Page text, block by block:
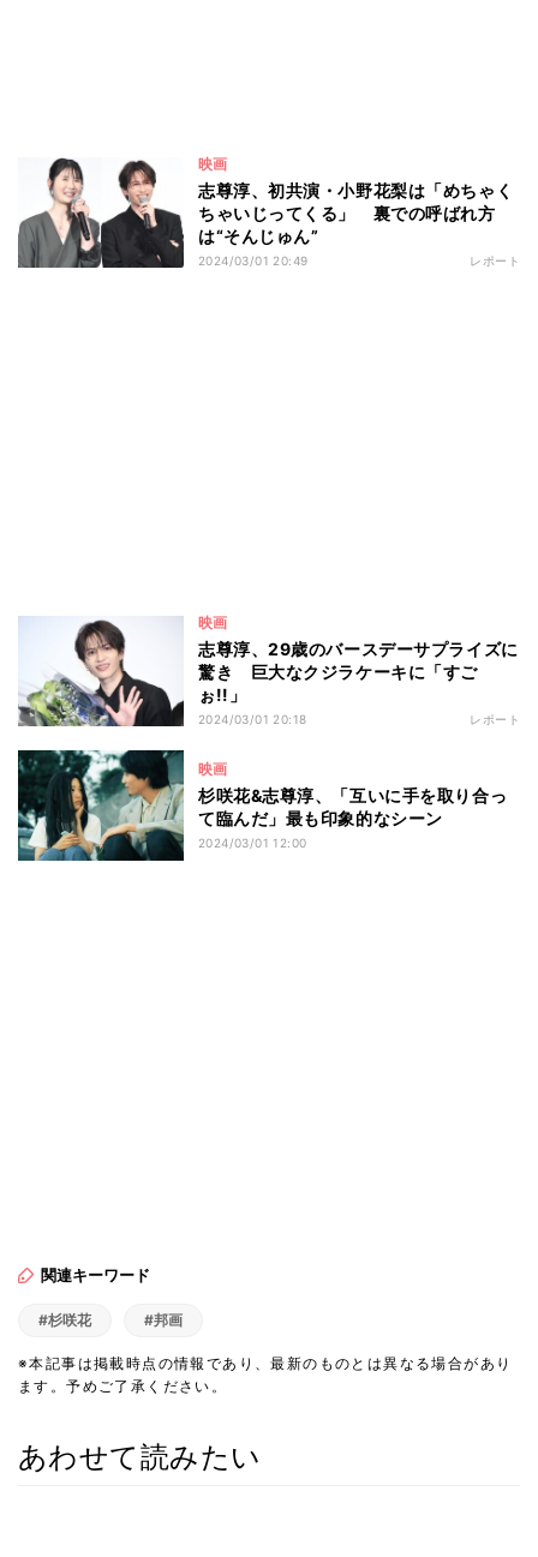
映画
志尊淳、初共演・小野花梨は「めちゃく
ちゃいじってくる」 裏での呼ばれ方
は“そんじゅん”
2024/03/01 20:49 レポート
映画
志尊淳、29歳のバースデーサプライズに
驚き 巨大なクジラケーキに「すご
ぉ!!」
2024/03/01 20:18 レポート
映画
杉咲花&志尊淳、「互いに手を取り合っ
て臨んだ」最も印象的なシーン
2024/03/01 12:00
関連キーワード
#杉咲花 #邦画
※本記事は掲載時点の情報であり、最新のものとは異なる場合があり
ます。予めご了承ください。
あわせて読みたい